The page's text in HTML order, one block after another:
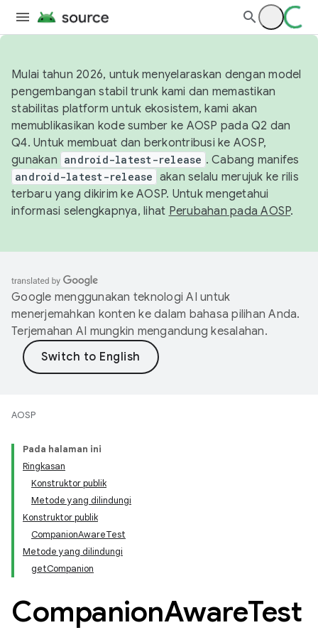
Mulai tahun 2026, untuk menyelaraskan dengan model
pengembangan stabil trunk kami dan memastikan
stabilitas platform untuk ekosistem, kami akan
memublikasikan kode sumber ke AOSP pada Q2 dan
Q4. Untuk membuat dan berkontribusi ke AOSP,
gunakan android-latest-release . Cabang manifes
android-latest-release akan selalu merujuk ke rilis
terbaru yang dikirim ke AOSP. Untuk mengetahui
informasi selengkapnya, lihat Perubahan pada AOSP.
Google menggunakan teknologi AI untuk
menerjemahkan konten ke dalam bahasa pilihan Anda.
Terjemahan AI mungkin mengandung kesalahan.
AOSP
Pada halaman ini
Ringkasan
Konstruktor publik
Metode yang dilindungi
Konstruktor publik
CompanionAwareTest
Metode yang dilindungi
getCompanion
CompanionAwareTest